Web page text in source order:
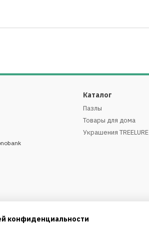
Каталог
Пазлы
Товары для дома
Украшения TREELURE
конфиденциальности